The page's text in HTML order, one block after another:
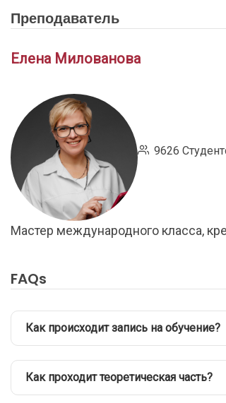
Преподаватель
Елена Милованова
9626
Мастер международного класса,
FAQs
Как происходит запись на обучение?
Как проходит теоретическая часть?